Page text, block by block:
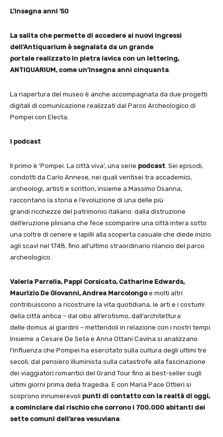
L’insegna anni ’50
La salita che permette di accedere ai nuovi ingressi
dell’Antiquarium è segnalata da un grande
portale realizzato in pietra lavica con un lettering,
ANTIQUARIUM, come un’insegna anni cinquanta
La riapertura del museo è anche accompagnata da due progetti
digitali di comunicazione realizzati dal Parco Archeologico di
Pompei con Electa.
I podcast
Il primo è ‘Pompei. La città viva’, una serie podcast . Sei episodi,
condotti da Carlo Annese, nei quali ventisei tra accademici,
archeologi, artisti e scrittori, insieme a Massimo Osanna,
raccontano la storia e l’evoluzione di una delle più
grandi ricchezze del patrimonio italiano: dalla distruzione
dell’eruzione pliniana che fece scomparire una città intera sotto
una coltre di cenere e lapilli alla scoperta casuale che diede inizio
agli scavi nel 1748, fino all’ultimo straordinario rilancio del parco
archeologico.
Valeria Parrella, Pappi Corsicato, Catharine Edwards,
Maurizio De Giovanni, Andrea Marcolongoe molti altri
contribuiscono a ricostruire la vita quotidiana, le arti e i costumi
della città antica – dal cibo all’erotismo, dall’architettura
delle domus ai giardini – mettendoli in relazione con i nostri tempi.
Insieme a Cesare De Seta e Anna Ottani Cavina si analizzano
l’influenza che Pompei ha esercitato sulla cultura degli ultimi tre
secoli, dal pensiero illuminista sulla catastrofe alla fascinazione
dei viaggiatori romantici del Grand Tour fino ai best-seller sugli
ultimi giorni prima della tragedia. E con Maria Pace Ottieri si
scoprono innumerevoli punti di contatto con la realtà di oggi,
a cominciare dal rischio che corrono i 700.000 abitanti dei
sette comuni dell’area vesuviana